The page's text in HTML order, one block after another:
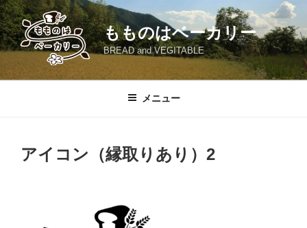
コ
ン
テ
ン
もものはベーカリー
BREAD and VEGITABLE
メニュー
アイコン（縁取りあり）2